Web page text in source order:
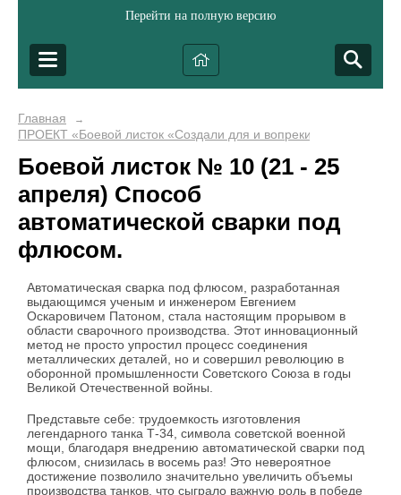
Перейти на полную версию
Главная →
ПРОЕКТ «Боевой листок «Создали для и вопреки...»
Боевой листок № 10 (21 - 25
апреля) Способ
автоматической сварки под
флюсом.
Автоматическая сварка под флюсом, разработанная
выдающимся ученым и инженером Евгением
Оскаровичем Патоном, стала настоящим прорывом в
области сварочного производства. Этот инновационный
метод не просто упростил процесс соединения
металлических деталей, но и совершил революцию в
оборонной промышленности Советского Союза в годы
Великой Отечественной войны.
Представьте себе: трудоемкость изготовления
легендарного танка Т-34, символа советской военной
мощи, благодаря внедрению автоматической сварки под
флюсом, снизилась в восемь раз! Это невероятное
достижение позволило значительно увеличить объемы
производства танков, что сыграло важную роль в победе